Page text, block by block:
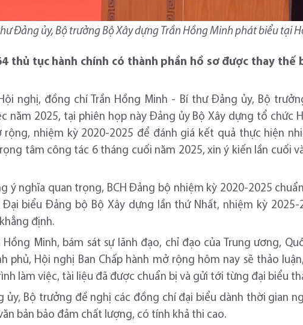
Đảng ủy, Bộ trưởng Bộ Xây dựng Trần Hồng Minh phát biểu tại
thủ tục hành chính có thành phần hồ sơ được thay thế
nghị, đồng chí Trần Hồng Minh - Bí thư Đảng ủy, Bộ
năm 2025, tại phiên họp này Đảng ủy Bộ Xây dựng tổ chức
rộng, nhiệm kỳ 2020-2025 để đánh giá kết quả thực hiện
tâm công tác 6 tháng cuối năm 2025, xin ý kiến lần cuối
ý nghĩa quan trọng, BCH Đảng bộ nhiệm kỳ 2020-2025
biểu Đảng bộ Bộ Xây dựng lần thứ Nhất, nhiệm kỳ 2025-
định.
Hồng Minh, bám sát sự lãnh đạo, chỉ đạo của Trung ương,
phủ, Hội nghị Ban Chấp hành mở rộng hôm nay sẽ thảo
làm việc, tài liệu đã được chuẩn bị và gửi tới từng đại biểu
ủy, Bộ trưởng đề nghị các đồng chí đại biểu dành thời gian
bản bảo đảm chất lượng, có tính khả thi cao.